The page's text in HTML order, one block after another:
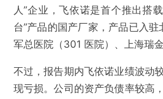
人”企业，飞依诺是首个推出搭
台”产品的国产厂家，产品已入
军总医院（301 医院）、上海瑞金
不过，报告期内飞依诺业绩波动
现亏损。公司的资产负债率较高